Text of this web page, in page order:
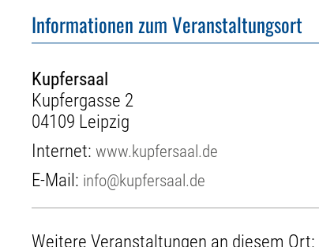
Informationen zum Veranstaltungsort
Kupfersaal
Kupfergasse 2
04109 Leipzig
Internet:www.kupfersaal.de
E-Mail: info@kupfersaal.de
Weitere Veranstaltungen an diesem Ort: